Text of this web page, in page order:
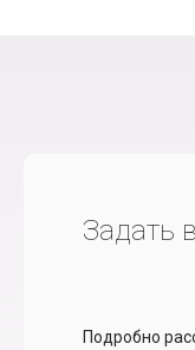
Задать
Подробно